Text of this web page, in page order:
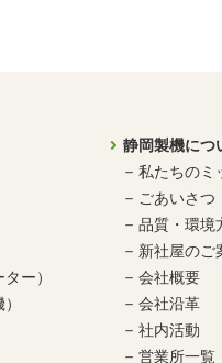
ー）
静岡製機につ
私たちのミ
ごあいさつ
品質・環境
新社屋のご
会社概要
会社沿革
社内活動
営業所一覧